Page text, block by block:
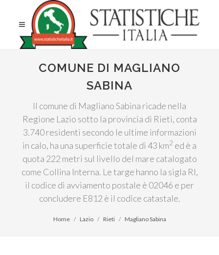
COMUNE DI MAGLIANO
SABINA
Il comune di Magliano Sabina ricade nella
Regione Lazio sotto la provincia di Rieti, conta
3.740 residenti secondo le ultime informazioni
in calo, ha una superficie totale di 43 km2 ed è a
quota 222 metri sul livello del mare catalogato
come Collina Interna. Le targe hanno la sigla RI,
il codice di avviamento postale è 02046 e per
concludere E812 è il codice catastale.
Home Lazio Rieti Magliano Sabina